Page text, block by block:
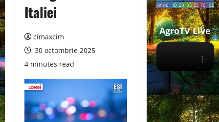
Italiei
cimaxcim
30 octombrie 2025
4 minutes read
AgroTV Live